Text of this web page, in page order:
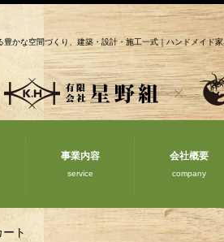
豊かな空間づくり、建築・設計・施工一式｜ハンドメイド
事業内容
service
会社概要
company
ート